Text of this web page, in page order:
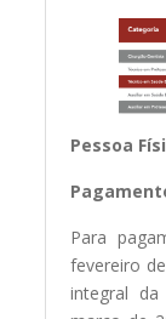
Pessoa
Para
fevereiro
integral